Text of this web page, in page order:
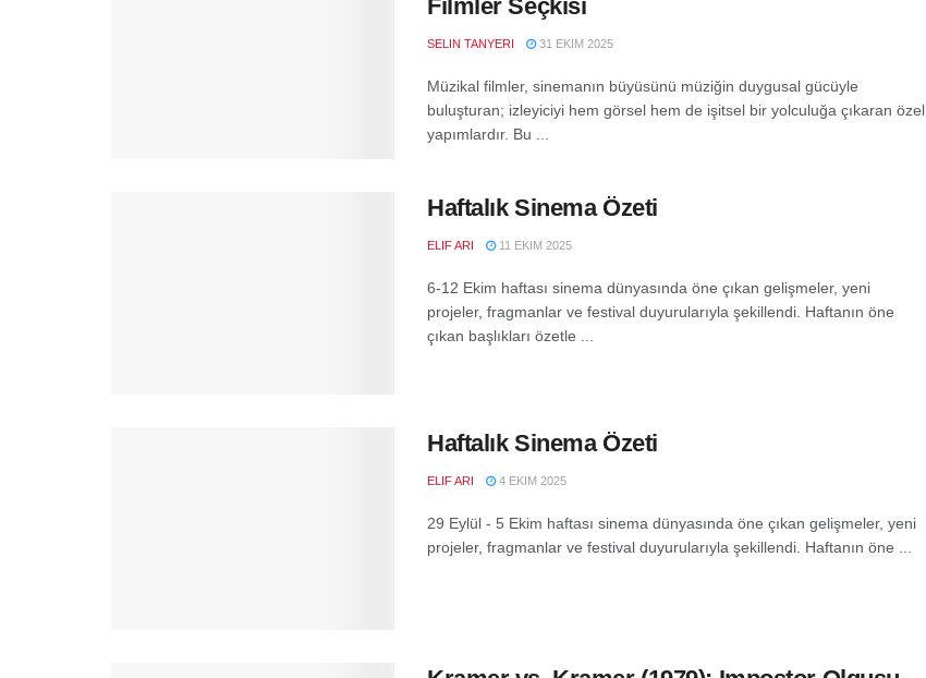
Filmler Seçkisi
SELIN TANYERI 31 EKIM 2025
Müzikal filmler, sinemanın büyüsünü müziğin duygusal gücüyle
buluşturan; izleyiciyi hem görsel hem de işitsel bir yolculuğa çıkaran özel
yapımlardır. Bu ...
Haftalık Sinema Özeti
ELIF ARI 11 EKIM 2025
6-12 Ekim haftası sinema dünyasında öne çıkan gelişmeler, yeni
projeler, fragmanlar ve festival duyurularıyla şekillendi. Haftanın öne
çıkan başlıkları özetle ...
Haftalık Sinema Özeti
ELIF ARI 4 EKIM 2025
29 Eylül - 5 Ekim haftası sinema dünyasında öne çıkan gelişmeler, yeni
projeler, fragmanlar ve festival duyurularıyla şekillendi. Haftanın öne ...